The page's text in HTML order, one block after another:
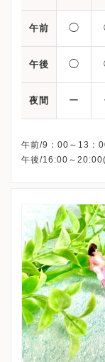
午前 ◯
午後 ◯
夜間 ー
午前/9：00～13：
午後/16:00～